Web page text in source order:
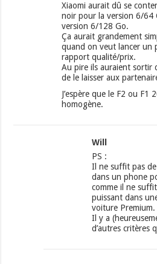
Xiaomi aurait dû se
noir pour la version 6/64
version 6/128 Go.
Ça aurait grandement
quand on veut lancer un
rapport qualité/prix.
Au pire ils auraient sortir
de le laisser aux
J’espère que le F2 ou F1
homogène.
Will
PS :
Il ne suffit pas
dans un phone
comme il ne
puissant dans
voiture Premium.
Il y a
d’autres critères